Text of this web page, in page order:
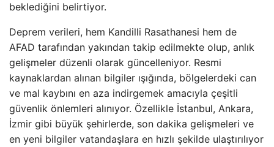
beklediğini belirtiyor.
Deprem verileri, hem Kandilli Rasathanesi hem de
AFAD tarafından yakından takip edilmekte olup, anlık
gelişmeler düzenli olarak güncelleniyor. Resmi
kaynaklardan alınan bilgiler ışığında, bölgelerdeki can
ve mal kaybını en aza indirgemek amacıyla çeşitli
güvenlik önlemleri alınıyor. Özellikle İstanbul, Ankara,
İzmir gibi büyük şehirlerde, son dakika gelişmeleri ve
en yeni bilgiler vatandaşlara en hızlı şekilde ulaştırılıyor